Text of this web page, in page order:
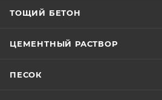
ТОЩИЙ БЕТОН
ЦЕМЕНТНЫЙ РАСТВОР
ПЕСОК